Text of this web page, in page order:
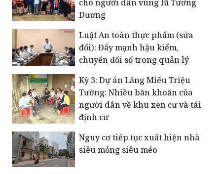
Luật An toàn thực phẩm (sửa
đổi): Đẩy mạnh hậu kiểm,
chuyển đổi số trong quản lý
Kỳ 3: Dự án Lăng Miếu Triệu
Tường: Nhiều băn khoăn của
người dân về khu xen cư và tái
định cư
Nguy cơ tiếp tục xuất hiện nhà
siêu mỏng siêu méo
Xót xa người vợ liệt sĩ gần 90